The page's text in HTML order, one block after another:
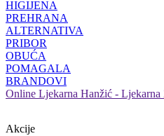
HIGIJENA
PREHRANA
ALTERNATIVA
PRIBOR
OBUĆA
POMAGALA
BRANDOVI
Online Ljekarna Hanžić - Ljekarna
Akcije